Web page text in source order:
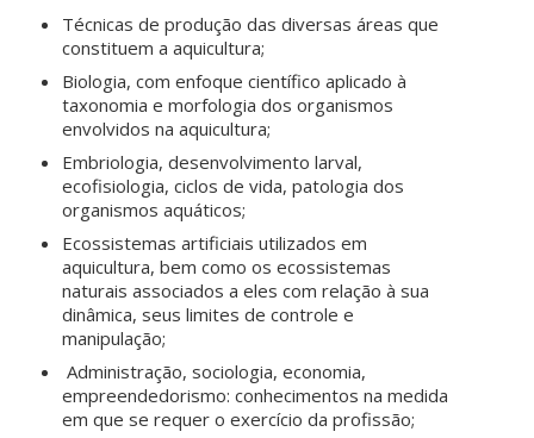
Técnicas de produção das diversas áreas que
constituem a aquicultura;
Biologia, com enfoque científico aplicado à
taxonomia e morfologia dos organismos
envolvidos na aquicultura;
Embriologia, desenvolvimento larval,
ecofisiologia, ciclos de vida, patologia dos
organismos aquáticos;
Ecossistemas artificiais utilizados em
aquicultura, bem como os ecossistemas
naturais associados a eles com relação à sua
dinâmica, seus limites de controle e
manipulação;
Administração, sociologia, economia,
empreendedorismo: conhecimentos na medida
em que se requer o exercício da profissão;